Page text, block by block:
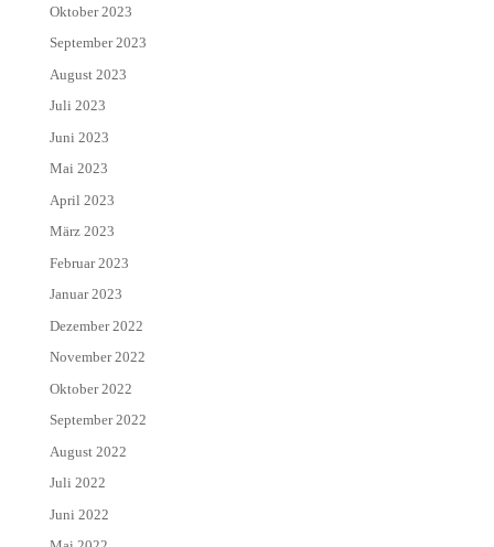
Oktober 2023
September 2023
August 2023
Juli 2023
Juni 2023
Mai 2023
April 2023
März 2023
Februar 2023
Januar 2023
Dezember 2022
November 2022
Oktober 2022
September 2022
August 2022
Juli 2022
Juni 2022